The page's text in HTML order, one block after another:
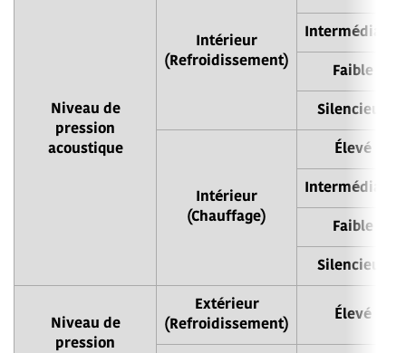
Niveau de
pression
acoustique
Intérieur
(Refroidissement)
Intermédiaire
Faible
Silencieux
Intérieur
(Chauffage)
Élevé
Intermédiaire
Faible
Silencieux
Niveau de
pression
Extérieur
(Refroidissement)
Élevé